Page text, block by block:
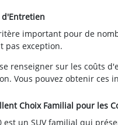
d'Entretien
important pour de
pas exception.
renseigner sur les coûts
Vous pouvez obtenir ces
Choix Familial pour les
est un SUV familial qui